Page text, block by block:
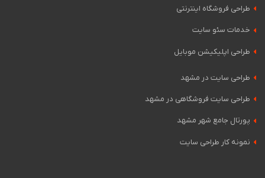
طراحی فروشگاه اینترنتی
خدمات سئو سایت
طراحی اپلیکیشن موبایل
طراحی سایت در مشهد
طراحی سایت فروشگاهی در مشهد
پورتال جامع شهر مشهد
نمونه کار طراحی سایت